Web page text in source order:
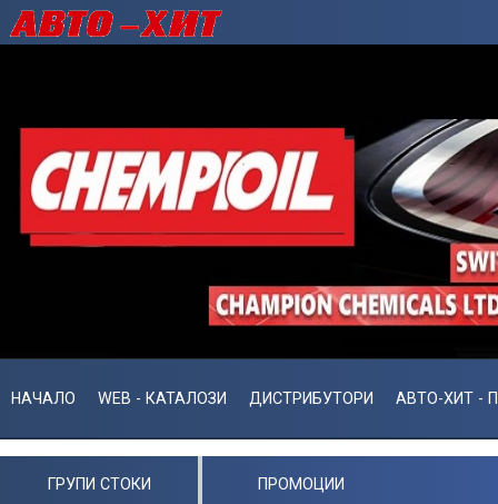
НАЧАЛО WEB - КАТАЛОЗИ ДИСТРИБУТОРИ АВТО-ХИТ -
ГРУПИ СТОКИ ПРОМОЦИИ